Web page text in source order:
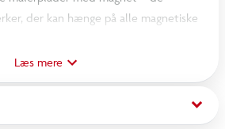
der kan hænge på alle magnetiske
eller lave små kunstprojekter. Med
du nemt hænge dem på køleskabet,
magnetiske overflader, så dine
ved hånden.
Læs mere
keyboard_arrow_down